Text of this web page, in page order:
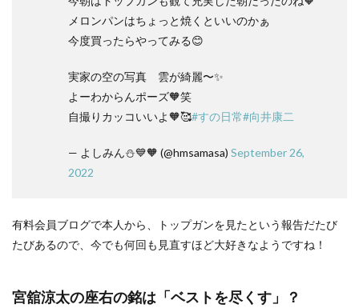
メロンパンはちょっと焼くといいのかぁ
今度買ったらやってみる😊
実家の空の写真 雲が綺麗〜✨
よーわからんポーズ🧡笑
自撮りカッコいいよ🧡🥰#すの日常#向井康二
— よしみん⛄️💙🧡 (@hmsamasa) September 26,
2022
有料会員ブログで本人から、トップガンを見たという報告だたび
たびあるので、今でも何回も見直すほど大好きなようですね！
宮舘涼太の座右の銘は「ベストを尽くす」？